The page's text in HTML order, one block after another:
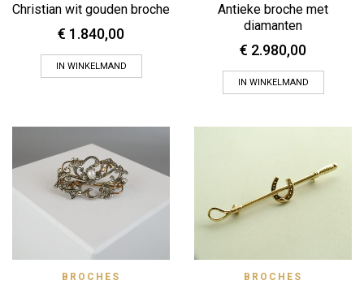
Christian wit gouden broche
€ 1.840,00
IN WINKELMAND
Antieke broche met
diamanten
€ 2.980,00
IN WINKELMAND
BROCHES BROCHES